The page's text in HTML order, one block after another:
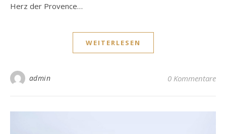
Herz der Provence…
WEITERLESEN
admin 0 Kommentare